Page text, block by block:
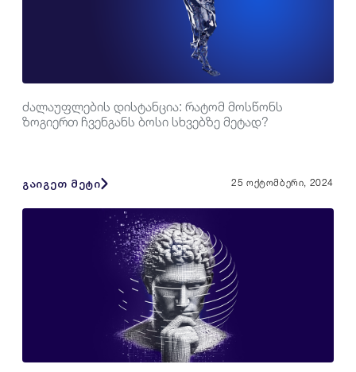
ძალაუფლების დისტანცია: რატომ მოსწონს
ზოგიერთ ჩვენგანს ბოსი სხვებზე მეტად?
გაიგეთ მეტი 25 ოქტომბერი, 2024